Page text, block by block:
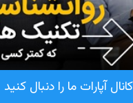
که کمتر کسی میدونه
کانال آپارات ما را دنبال کنید